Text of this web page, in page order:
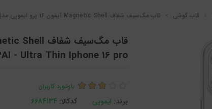
قاب گوشی قاب مگ‌سیف شفاف Magnetic Shell آیفون 16 پرو ایموپی مدل iMOPAI - Ultra Thin Iphone 16 pro
- Ultra Thin Iphone 16 pro
بازخورد کاربران
برند: ایموپی کدکالا: